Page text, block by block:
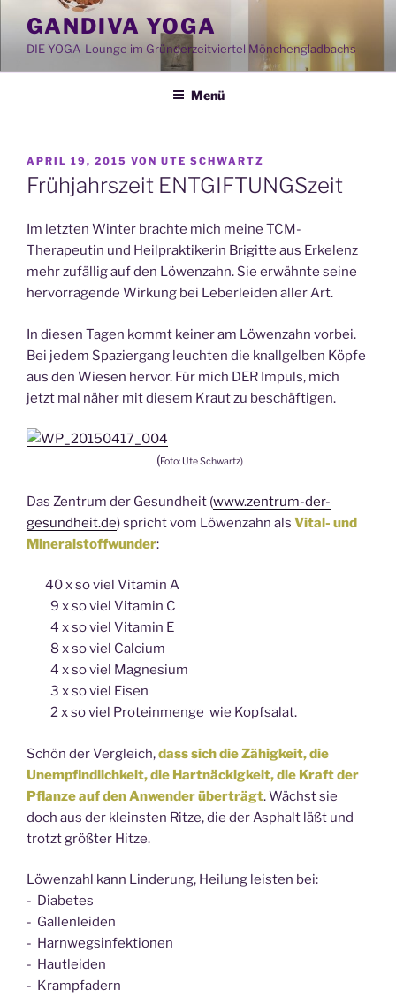
Inhalt
springen
GANDIVA YOGA
DIE YOGA-Lounge im Gründerzeitviertel Mönchengladbachs
Menü
VERÖFFENTLICHT
AM
APRIL 19, 2015 VON UTE SCHWARTZ
Frühjahrszeit ENTGIFTUNGSzeit
Im letzten Winter brachte mich meine TCM-
Therapeutin und Heilpraktikerin Brigitte aus Erkelenz
mehr zufällig auf den Löwenzahn. Sie erwähnte seine
hervorragende Wirkung bei Leberleiden aller Art.
In diesen Tagen kommt keiner am Löwenzahn vorbei.
Bei jedem Spaziergang leuchten die knallgelben Köpfe
aus den Wiesen hervor. Für mich DER Impuls, mich
jetzt mal näher mit diesem Kraut zu beschäftigen.
(Foto: Ute Schwartz)
Das Zentrum der Gesundheit (www.zentrum-der-
gesundheit.de) spricht vom Löwenzahn als Vital- und
Mineralstoffwunder:
40 x so viel Vitamin A
9 x so viel Vitamin C
4 x so viel Vitamin E
8 x so viel Calcium
4 x so viel Magnesium
3 x so viel Eisen
2 x so viel Proteinmenge wie Kopfsalat.
Schön der Vergleich,dass sich die Zähigkeit, die
Unempfindlichkeit, die Hartnäckigkeit, die Kraft der
Pflanze auf den Anwender überträgt. Wächst sie
doch aus der kleinsten Ritze, die der Asphalt läßt und
trotzt größter Hitze.
Löwenzahl kann Linderung, Heilung leisten bei:
- Diabetes
- Gallenleiden
- Harnwegsinfektionen
- Hautleiden
- Krampfadern